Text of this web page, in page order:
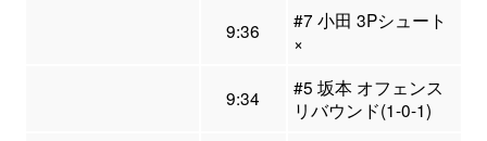
9:36
#7 小田 3Pシュート
×
9:34
#5 坂本 オフェンス
リバウンド(1-0-1)